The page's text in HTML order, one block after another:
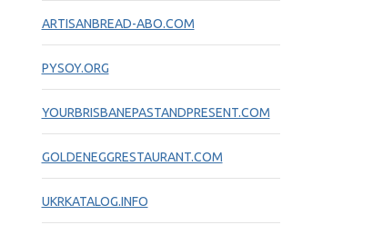
ARTISANBREAD-ABO.COM
PYSOY.ORG
YOURBRISBANEPASTANDPRESENT.COM
GOLDENEGGRESTAURANT.COM
UKRKATALOG.INFO